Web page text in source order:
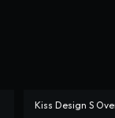
Kiss Design S